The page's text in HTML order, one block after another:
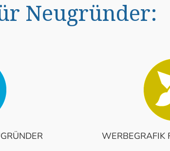
Neugründer:
WERBEGRAFIK